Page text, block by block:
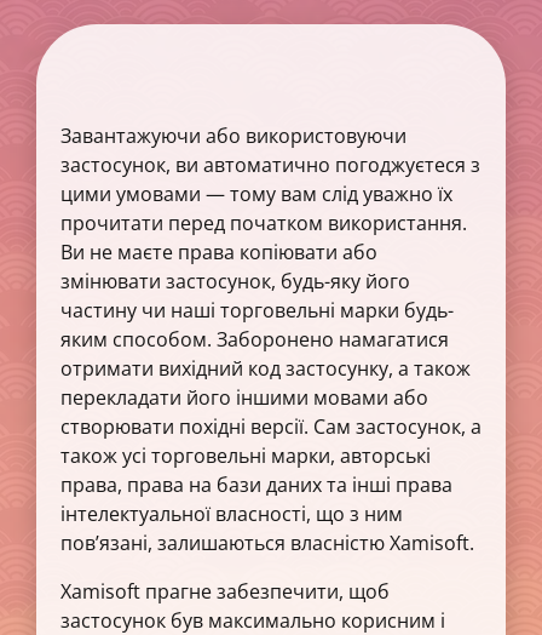
Завантажуючи або використовуючи
застосунок, ви автоматично погоджуєтеся з
цими умовами — тому вам слід уважно їх
прочитати перед початком використання.
Ви не маєте права копіювати або
змінювати застосунок, будь-яку його
частину чи наші торговельні марки будь-
яким способом. Заборонено намагатися
отримати вихідний код застосунку, а також
перекладати його іншими мовами або
створювати похідні версії. Сам застосунок, а
також усі торговельні марки, авторські
права, права на бази даних та інші права
інтелектуальної власності, що з ним
пов’язані, залишаються власністю Xamisoft.
Xamisoft прагне забезпечити, щоб
застосунок був максимально корисним і